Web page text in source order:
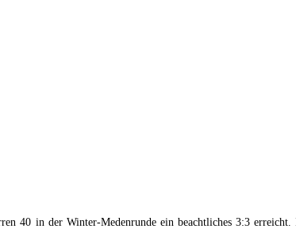
40 in der Winter-Medenrunde ein beachtliches 3:3